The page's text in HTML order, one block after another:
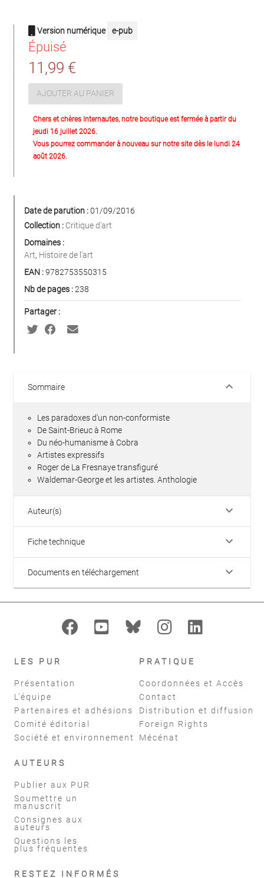
Version numérique e-pub
Épuisé
11,99 €
AJOUTER AU PANIER
Chers et chères Internautes, notre boutique est fermée à partir du
jeudi 16 juillet 2026.
Vous pourrez commander à nouveau sur notre site dès le lundi 24
août 2026.
Date de parution :01/09/2016
Collection : Critique d'art
Domaines :
Art, Histoire de l'art
EAN :9782753550315
Nb de pages :238
Partager :
Sommaire keyboard_arrow_down
Les paradoxes d'un non-conformiste
De Saint-Brieuc à Rome
Du néo-humanisme à Cobra
Artistes expressifs
Roger de La Fresnaye transfiguré
Waldemar-George et les artistes. Anthologie
Auteur(s) keyboard_arrow_down
Fiche technique keyboard_arrow_down
Documents en téléchargement keyboard_arrow_down
LES PUR
Présentation
L'équipe
Partenaires et adhésions
Comité éditorial
Société et environnement
PRATIQUE
Coordonnées et Accès
Contact
Distribution et diffusion
Foreign Rights
Mécénat
AUTEURS
Publier aux PUR
Soumettre un
manuscrit
Consignes aux
auteurs
Questions les
plus fréquentes
RESTEZ INFORMÉS